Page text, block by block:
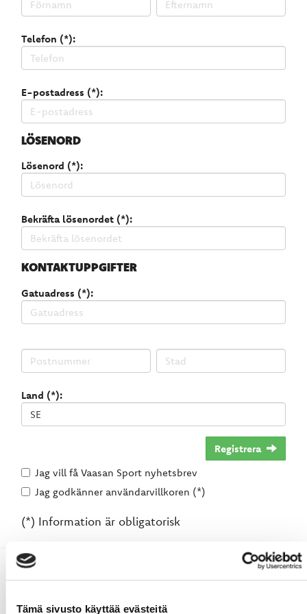
Tämä sivusto käyttää evästeitä
Telefon (*):
E-postadress (*):
LÖSENORD
Lösenord (*):
Bekräfta lösenordet (*):
KONTAKTUPPGIFTER
Gatuadress (*):
Land (*):
Registrera
Jag vill få Vaasan Sport nyhetsbrev
Jag godkänner användarvillkoren (*)
(*) Information är obligatorisk